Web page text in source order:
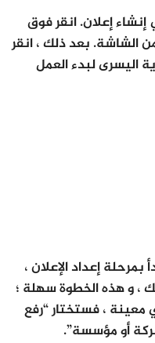
إعلان. انقر فوق
الشاشة. بعد ذلك ، انقر
اليسرى لبدء العمل
إعداد الإعلان ،
، و هذه الخطوة سهلة ؛
، فستختار “رفع
أو مؤسسة”.